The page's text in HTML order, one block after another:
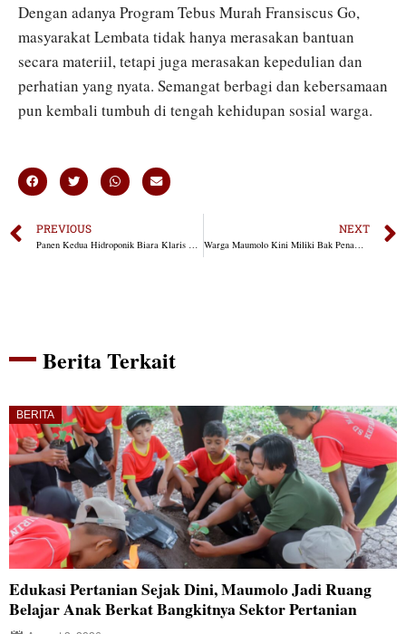
Dengan adanya Program Tebus Murah Fransiscus Go,
masyarakat Lembata tidak hanya merasakan bantuan
secara materiil, tetapi juga merasakan kepedulian dan
perhatian yang nyata. Semangat berbagi dan kebersamaan
pun kembali tumbuh di tengah kehidupan sosial warga.
PREVIOUS NEXT
Berita Terkait
BERITA
Edukasi Pertanian Sejak Dini, Maumolo Jadi Ruang
Belajar Anak Berkat Bangkitnya Sektor Pertanian